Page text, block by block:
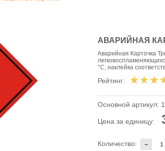
АВАРИЙНАЯ
Аварийная Карточка
°C, наклейка
Рейтинг:
Основной артикул:
Цена за единицу:
-
Количество: